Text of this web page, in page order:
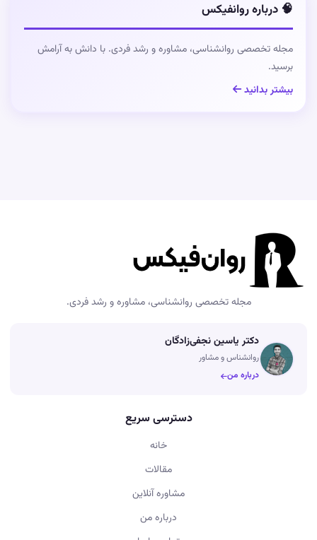
🧠 درباره روانفیکس
مجله تخصصی روانشناسی، مشاوره و رشد فردی. با دانش به آرامش
برسید.
بیشتر بدانید
مجله تخصصی روانشناسی، مشاوره و رشد فردی.
دکتر یاسین نجفی‌زادگان
روانشناس و مشاور
درباره من
دسترسی سریع
خانه
مقالات
مشاوره آنلاین
درباره من